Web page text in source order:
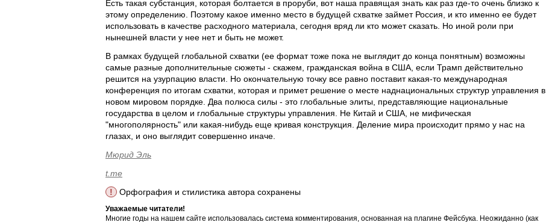
Есть такая субстанция, которая болтается в проруби, вот наша правящая знать как раз где-то очень близко к
этому определению. Поэтому какое именно место в будущей схватке займет Россия, и кто именно ее будет
использовать в качестве расходного материала, сегодня вряд ли кто может сказать. Но иной роли при
нынешней власти у нее нет и быть не может.
В рамках будущей глобальной схватки (ее формат тоже пока не выглядит до конца понятным) возможны
самые разные дополнительные сюжеты - скажем, гражданская война в США, если Трамп действительно
решится на узурпацию власти. Но окончательную точку все равно поставит какая-то международная
конференция по итогам схватки, которая и примет решение о месте наднациональных структур управления в
новом мировом порядке. Два полюса силы - это глобальные элиты, представляющие национальные
государства в целом и глобальные структуры управления. Не Китай и США, не мифическая
"многополярность" или какая-нибудь еще кривая конструкция. Деление мира происходит прямо у нас на
глазах, и оно выглядит совершенно иначе.
Мюрид Эль
t.me
!
Орфография и стилистика автора сохранены
Уважаемые читатели!
Многие годы на нашем сайте использовалась система комментирования, основанная на плагине Фейсбука. Неожиданно (как